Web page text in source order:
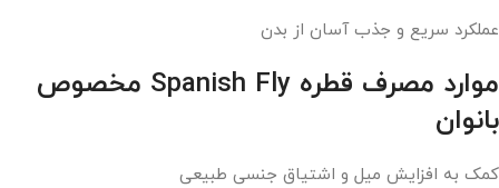
عملکرد سریع و جذب آسان از بدن
موارد مصرف قطره Spanish Fly مخصوص
بانوان
کمک به افزایش میل و اشتیاق جنسی طبیعی